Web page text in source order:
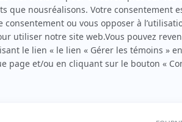
Celui qu’on surnomme parfois «l’encyclopédie de
québécoise. On peut l’entendre régulièrement